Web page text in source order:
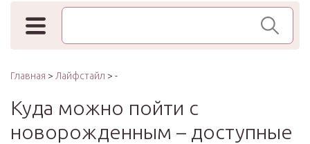
Поиск по сайту
Главная > Лайфстайл > -
Куда можно пойти с
новорожденным – доступные